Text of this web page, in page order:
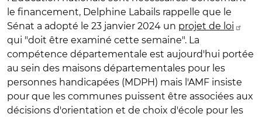
le financement, Delphine Labails rappelle que le
Sénat a adopté le 23 janvier 2024 un projet de loi
qui "doit être examiné cette semaine". La
compétence départementale est aujourd'hui portée
au sein des maisons départementales pour les
personnes handicapées (MDPH) mais l'AMF insiste
pour que les communes puissent être associées aux
décisions d'orientation et de choix d'école pour les